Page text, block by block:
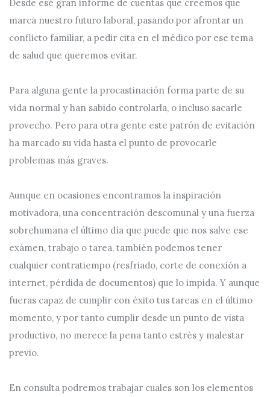
Desde ese gran informe de cuentas que creemos que
marca nuestro futuro laboral, pasando por afrontar un
conflicto familiar, a pedir cita en el médico por ese tema
de salud que queremos evitar.
Para alguna gente la procastinación forma parte de su
vida normal y han sabido controlarla, o incluso sacarle
provecho. Pero para otra gente este patrón de evitación
ha marcado su vida hasta el punto de provocarle
problemas más graves.
Aunque en ocasiones encontramos la inspiración
motivadora, una concentración descomunal y una fuerza
sobrehumana el último día que puede que nos salve ese
exámen, trabajo o tarea, también podemos tener
cualquier contratiempo (resfriado, corte de conexión a
internet, pérdida de documentos) que lo impida. Y aunque
fueras capaz de cumplir con éxito tus tareas en el último
momento, y por tanto cumplir desde un punto de vista
productivo, no merece la pena tanto estrés y malestar
previo.
En consulta podremos trabajar cuales son los elementos